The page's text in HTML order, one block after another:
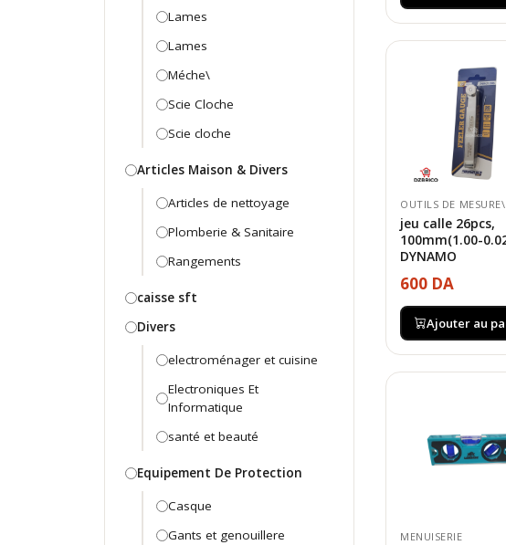
Lames
Lames
Méche\
Scie Cloche
Scie cloche
Articles Maison & Divers
Articles de nettoyage
Plomberie & Sanitaire
Rangements
caisse sft
Divers
electroménager et cuisine
Electroniques Et
Informatique
santé et beauté
Equipement De Protection
Casque
Gants et genouillere
OUTILS DE MESURE\
jeu calle 26pcs,
100mm(1.00-
DYNAMO
600 DA
Ajouter au
MENUISERIE